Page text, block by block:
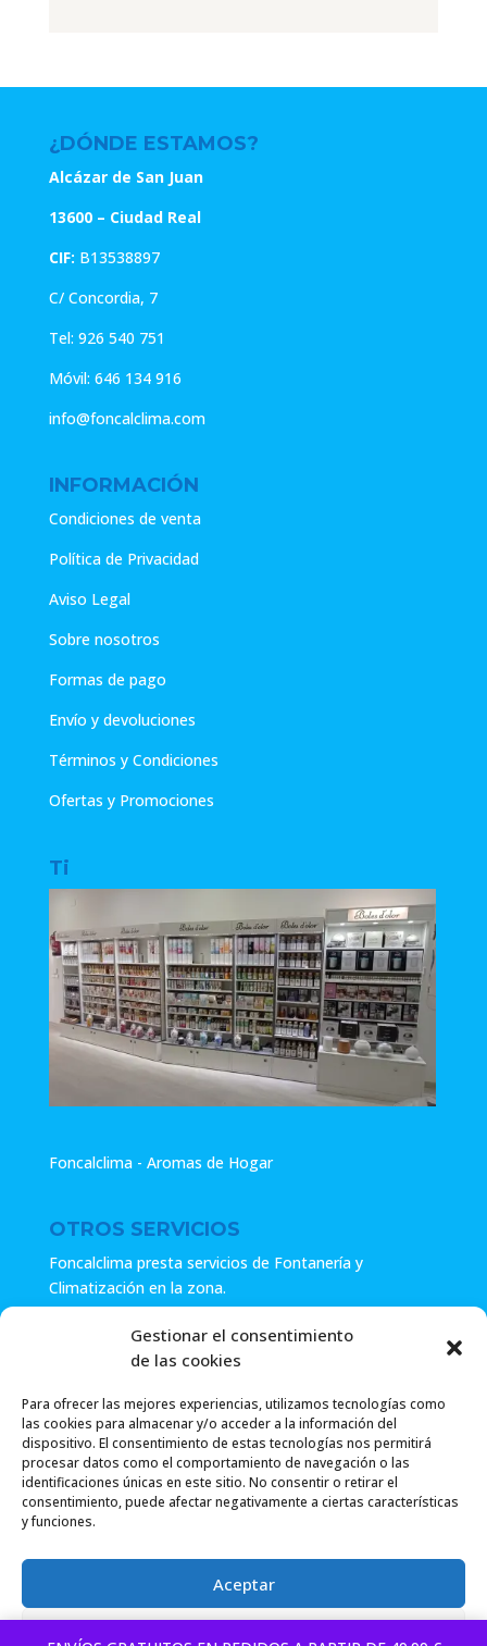
Gestionar el consentimiento
de las cookies
Para ofrecer las mejores experiencias, utilizamos tecnologías como
las cookies para almacenar y/o acceder a la información del
dispositivo. El consentimiento de estas tecnologías nos permitirá
procesar datos como el comportamiento de navegación o las
identificaciones únicas en este sitio. No consentir o retirar el
consentimiento, puede afectar negativamente a ciertas características
y funciones.
Aceptar
¿DÓNDE ESTAMOS?
Alcázar de San Juan
13600 – Ciudad Real
CIF: B13538897
C/ Concordia, 7
Tel: 926 540 751
Móvil: 646 134 916
info@foncalclima.com
INFORMACIÓN
Condiciones de venta
Política de Privacidad
Aviso Legal
Sobre nosotros
Formas de pago
Envío y devoluciones
Términos y Condiciones
Ofertas y Promociones
Ti
Foncalclima - Aromas de Hogar
OTROS SERVICIOS
Foncalclima presta servicios de Fontanería y
Climatización en la zona.
Especialistas en sistemas de Osmosis.
Pide presupuesto sin compromiso o llámanos y haz tu
consulta.
Foncalclima 2018 |Política de Privacidad|Envío
Gratuito a partir de 49.99€